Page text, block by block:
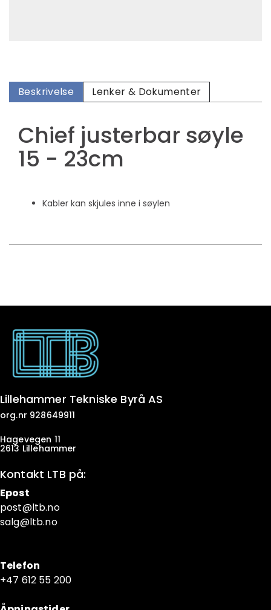
Beskrivelse Lenker & Dokumenter
Chief justerbar søyle
15 - 23cm
Kabler kan skjules inne i søylen
Lillehammer Tekniske Byrå AS
org.nr 928649911
Hagevegen 11
2613 Lillehammer
Kontakt LTB på:
Epost
post@ltb.no
salg@ltb.no
Telefon
+47 612 55 200